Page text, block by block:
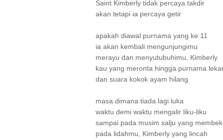
Saint Kimberly tidak percaya takdir
akan tetapi ia percaya getir
apakah diawal purnama yang ke 11
ia akan kembali mengunjungimu
merayu dan menyutubuhimu, Kimberly
kau yang meronta hingga purnama
dan suara kokok ayam hilang
masa dimana tiada lagi luka
waktu demi waktu mengalir liku-liku
sampai pada musim salju yang
pada lidahmu, Kimberly yang lincah